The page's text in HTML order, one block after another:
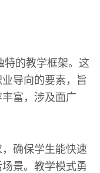
特的教学框架。这
导向的要素，旨
富，涉及面广
确保学生能快速
景。教学模式勇